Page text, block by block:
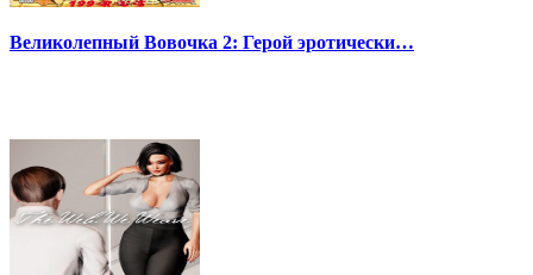
Великолепный Вовочка 2: Герой эротически…